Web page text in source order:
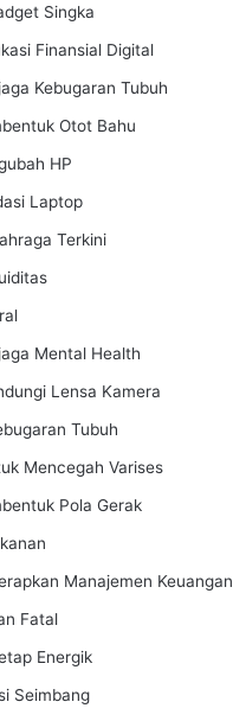
Singka
Finansial Digital
Kebugaran Tubuh
Otot Bahu
HP
Laptop
Terkini
Mental Health
Lensa Kamera
Tubuh
Mencegah Varises
Pola Gerak
Manajemen Keuangan
Fatal
Energik
Seimbang